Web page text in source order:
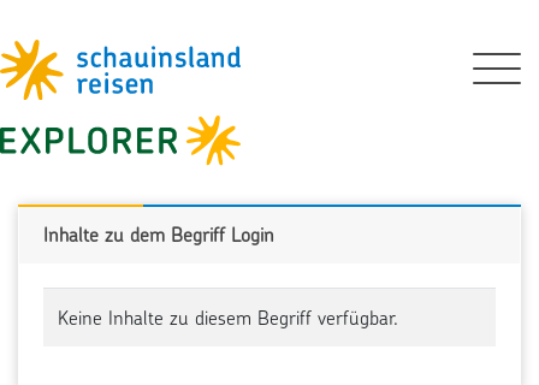
Inhalte zu dem Begriff Login
Keine Inhalte zu diesem Begriff verfügbar.